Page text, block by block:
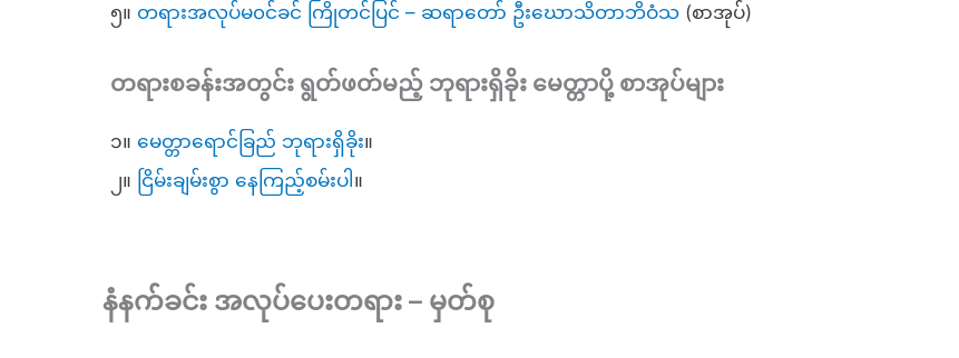
၅။ တရားအလုပ်မ၀င်ခင် ကြိုတင်ပြင် – ဆရာတော် ဦးဃောသိတာဘိဝံသ (စာအုပ်)
တရားစခန်းအတွင်း ရွတ်ဖတ်မည့် ဘုရားရှိခိုး မေတ္တာပို့ စာအုပ်များ
၁။ မေတ္တာရောင်ခြည် ဘုရားရှိခိုး။
၂။ ငြိမ်းချမ်းစွာ နေကြည့်စမ်းပါ ။
နံနက်ခင်း အလုပ်ပေးတရား – မှတ်စု